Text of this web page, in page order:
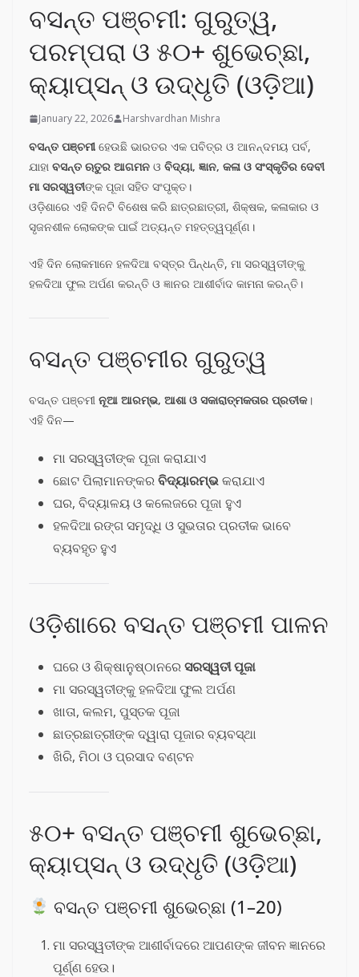
ବସନ୍ତ ପଞ୍ଚମୀ: ଗୁରୁତ୍ୱ,
ପରମ୍ପରା ଓ ୫୦+ ଶୁଭେଚ୍ଛା,
କ୍ୟାପ୍ସନ୍ ଓ ଉଦ୍ଧୃତି (ଓଡ଼ିଆ)
January 22, 2026 Harshvardhan Mishra
ବସନ୍ତ ପଞ୍ଚମୀ ହେଉଛି ଭାରତର ଏକ ପବିତ୍ର ଓ ଆନନ୍ଦମୟ ପର୍ବ,
ଯାହା ବସନ୍ତ ଋତୁର ଆଗମନ ଓ ବିଦ୍ୟା, ଜ୍ଞାନ, କଳା ଓ ସଂସ୍କୃତିର ଦେବୀ
ମା ସରସ୍ୱତୀଙ୍କ ପୂଜା ସହିତ ସଂପୃକ୍ତ।
ଓଡ଼ିଶାରେ ଏହି ଦିନଟି ବିଶେଷ କରି ଛାତ୍ରଛାତ୍ରୀ, ଶିକ୍ଷକ, କଳାକାର ଓ
ସୃଜନଶୀଳ ଲୋକଙ୍କ ପାଇଁ ଅତ୍ୟନ୍ତ ମହତ୍ତ୍ୱପୂର୍ଣ୍ଣ।
ଏହି ଦିନ ଲୋକମାନେ ହଳଦିଆ ବସ୍ତ୍ର ପିନ୍ଧନ୍ତି, ମା ସରସ୍ୱତୀଙ୍କୁ
ହଳଦିଆ ଫୁଲ ଅର୍ପଣ କରନ୍ତି ଓ ଜ୍ଞାନର ଆଶୀର୍ବାଦ କାମନା କରନ୍ତି।
ବସନ୍ତ ପଞ୍ଚମୀର ଗୁରୁତ୍ୱ
ବସନ୍ତ ପଞ୍ଚମୀ ନୂଆ ଆରମ୍ଭ, ଆଶା ଓ ସକାରାତ୍ମକତାର ପ୍ରତୀକ।
ଏହି ଦିନ—
ମା ସରସ୍ୱତୀଙ୍କ ପୂଜା କରାଯାଏ
ଛୋଟ ପିଲାମାନଙ୍କରବିଦ୍ୟାରମ୍ଭକରାଯାଏ
ଘର, ବିଦ୍ୟାଳୟ ଓ କଲେଜରେ ପୂଜା ହୁଏ
ହଳଦିଆ ରଙ୍ଗ ସମୃଦ୍ଧି ଓ ସୁଭତାର ପ୍ରତୀକ ଭାବେ
ବ୍ୟବହୃତ ହୁଏ
ଓଡ଼ିଶାରେ ବସନ୍ତ ପଞ୍ଚମୀ ପାଳନ
ଘରେ ଓ ଶିକ୍ଷାନୁଷ୍ଠାନରେସରସ୍ୱତୀ ପୂଜା
ମା ସରସ୍ୱତୀଙ୍କୁ ହଳଦିଆ ଫୁଲ ଅର୍ପଣ
ଖାତା, କଲମ, ପୁସ୍ତକ ପୂଜା
ଛାତ୍ରଛାତ୍ରୀଙ୍କ ଦ୍ୱାରା ପୂଜାର ବ୍ୟବସ୍ଥା
ଖିରି, ମିଠା ଓ ପ୍ରସାଦ ବଣ୍ଟନ
୫୦+ ବସନ୍ତ ପଞ୍ଚମୀ ଶୁଭେଚ୍ଛା,
କ୍ୟାପ୍ସନ୍ ଓ ଉଦ୍ଧୃତି (ଓଡ଼ିଆ)
ବସନ୍ତ ପଞ୍ଚମୀ ଶୁଭେଚ୍ଛା (1–20)
ମା ସରସ୍ୱତୀଙ୍କ ଆଶୀର୍ବାଦରେ ଆପଣଙ୍କ ଜୀବନ ଜ୍ଞାନରେ
ପୂର୍ଣ୍ଣ ହେଉ।